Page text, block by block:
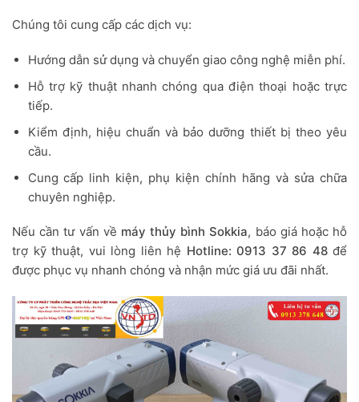
Chúng tôi cung cấp các dịch vụ:
Hướng dẫn sử dụng và chuyển giao công nghệ miễn phí.
Hỗ trợ kỹ thuật nhanh chóng qua điện thoại hoặc trực
tiếp.
Kiểm định, hiệu chuẩn và bảo dưỡng thiết bị theo yêu
cầu.
Cung cấp linh kiện, phụ kiện chính hãng và sửa chữa
chuyên nghiệp.
Nếu cần tư vấn về máy thủy bình Sokkia, báo giá hoặc hỗ
trợ kỹ thuật, vui lòng liên hệ Hotline: 0913 37 86 48để
được phục vụ nhanh chóng và nhận mức giá ưu đãi nhất.